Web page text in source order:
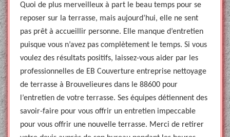
Quoi de plus merveilleux à part le beau temps pour se
reposer sur la terrasse, mais aujourd’hui, elle ne sent
pas prêt à accueillir personne. Elle manque d’entretien
puisque vous n’avez pas complètement le temps. Si vous
voulez des résultats positifs, laissez-vous aider par les
professionnelles de EB Couverture entreprise nettoyage
de terrasse à Brouvelieures dans le 88600 pour
l’entretien de votre terrasse. Ses équipes détiennent des
savoir-faire pour vous offrir un entretien impeccable
pour vous offrir une nouvelle terrasse. Merci de retirer